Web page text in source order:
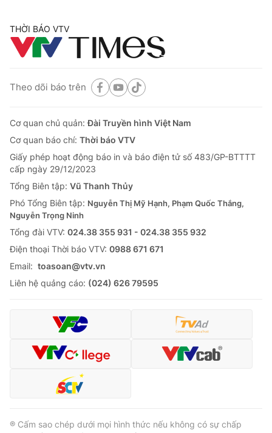
THỜI BÁO VTV
Theo dõi báo trên
Cơ quan chủ quản:Đài Truyền hình Việt Nam
Cơ quan báo chí: Thời báo VTV
Giấy phép hoạt động báo in và báo điện tử số 483/GP-BTTTT
cấp ngày 29/12/2023
Tổng Biên tập: Vũ Thanh Thủy
Phó Tổng Biên tập: Nguyễn Thị Mỹ Hạnh, Phạm Quốc Thắng,
Nguyễn Trọng Ninh
Tổng đài VTV: 024.38 355 931 - 024.38 355 932
Ðiện thoại Thời báo VTV: 0988 671 671
Email: toasoan@vtv.vn
Liên hệ quảng cáo: (024) 626 79595
® Cấm sao chép dưới mọi hình thức nếu không có sự chấp